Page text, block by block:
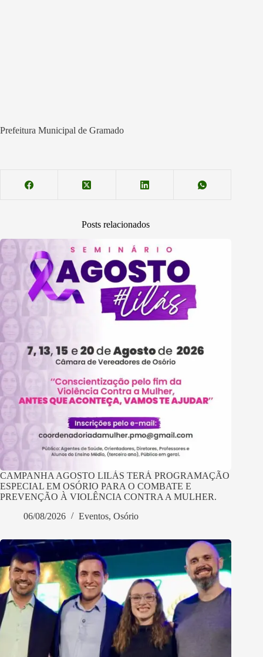
Prefeitura Municipal de Gramado
Posts relacionados
CAMPANHA AGOSTO LILÁS TERÁ PROGRAMAÇÃO
ESPECIAL EM OSÓRIO PARA O COMBATE E
PREVENÇÃO À VIOLÊNCIA CONTRA A MULHER.
06/08/2026
Eventos, Osório